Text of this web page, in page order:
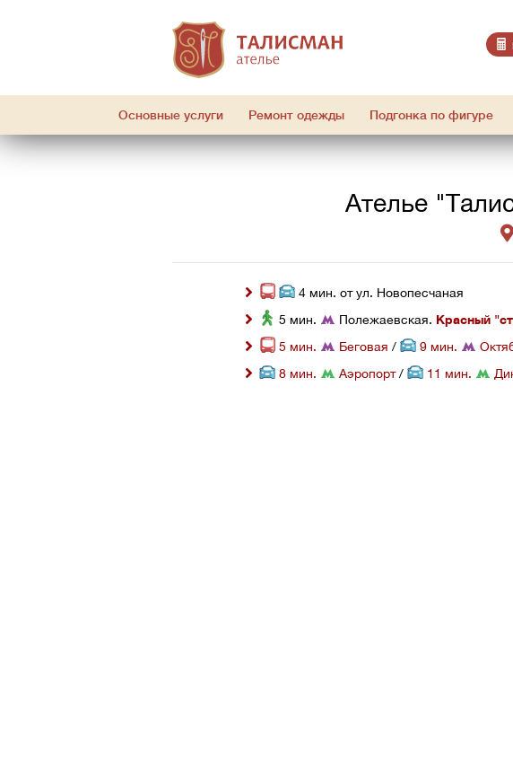
Основные услуги Ремонт одежды Подгонка по фигуре
Ателье
4 мин. от ул. Новопесчаная
5 мин.
Полежаевская. Красный
5 мин.
Беговая / 9 мин.
8 мин.
Аэропорт / 11 мин.